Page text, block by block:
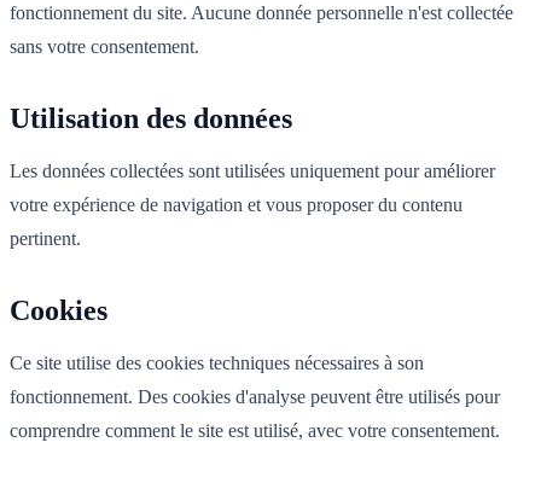
fonctionnement du site. Aucune donnée personnelle n'est collectée
sans votre consentement.
Utilisation des données
Les données collectées sont utilisées uniquement pour améliorer
votre expérience de navigation et vous proposer du contenu
pertinent.
Cookies
Ce site utilise des cookies techniques nécessaires à son
fonctionnement. Des cookies d'analyse peuvent être utilisés pour
comprendre comment le site est utilisé, avec votre consentement.